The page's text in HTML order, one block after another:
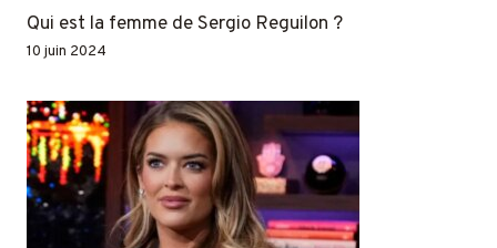
Qui est la femme de Sergio Reguilon ?
10 juin 2024